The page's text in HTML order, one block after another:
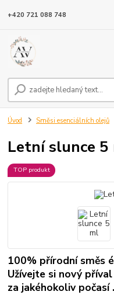
+420 721 088 748
Úvod Směsi esenciálních olejů
Letní slunce 5
TOP produkt
100% přírodní směs
Užívejte si nový
za jakéhokoliv počasí